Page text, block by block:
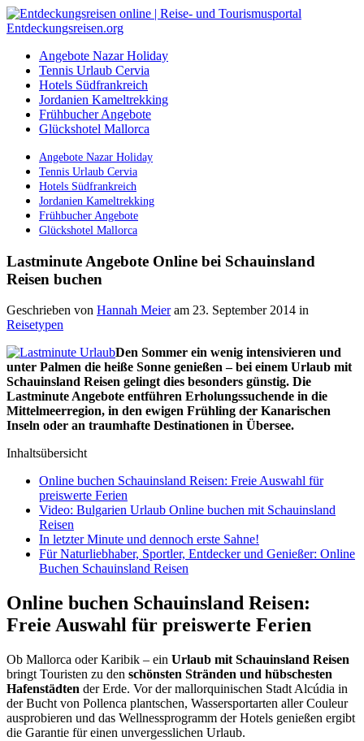
Angebote Nazar Holiday
Tennis Urlaub Cervia
Hotels Südfrankreich
Jordanien Kameltrekking
Frühbucher Angebote
Glückshotel Mallorca
Angebote Nazar Holiday
Tennis Urlaub Cervia
Hotels Südfrankreich
Jordanien Kameltrekking
Frühbucher Angebote
Glückshotel Mallorca
Lastminute Angebote Online bei Schauinsland
Reisen buchen
Geschrieben von Hannah Meier am 23. September 2014 in
Reisetypen
Den Sommer ein wenig intensivieren und
unter Palmen die heiße Sonne genießen – bei einem Urlaub mit
Schauinsland Reisen gelingt dies besonders günstig. Die
Lastminute Angebote entführen Erholungssuchende in die
Mittelmeerregion, in den ewigen Frühling der Kanarischen
Inseln oder an traumhafte Destinationen in Übersee.
Inhaltsübersicht
Online buchen Schauinsland Reisen: Freie Auswahl für
preiswerte Ferien
Video: Bulgarien Urlaub Online buchen mit Schauinsland
Reisen
In letzter Minute und dennoch erste Sahne!
Für Naturliebhaber, Sportler, Entdecker und Genießer: Online
Buchen Schauinsland Reisen
Online buchen Schauinsland Reisen:
Freie Auswahl für preiswerte Ferien
Ob Mallorca oder Karibik – ein Urlaub mit Schauinsland Reisen
bringt Touristen zu den schönsten Stränden und hübschesten
Hafenstädten der Erde. Vor der mallorquinischen Stadt Alcúdia in
der Bucht von Pollenca plantschen, Wassersportarten aller Couleur
ausprobieren und das Wellnessprogramm der Hotels genießen ergibt
die Garantie für einen unvergesslichen Urlaub.